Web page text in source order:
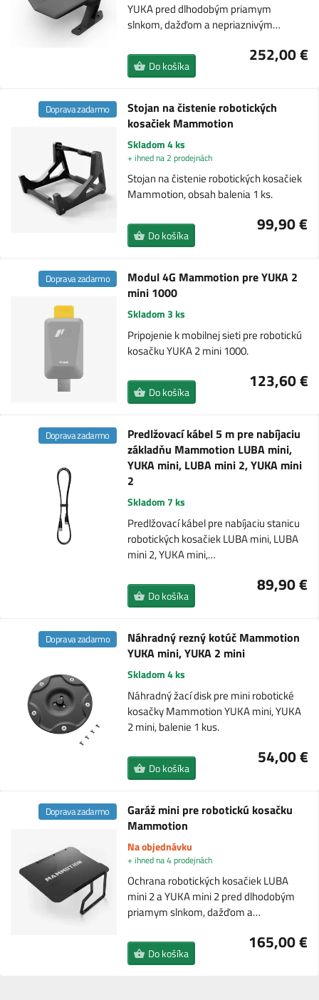
YUKA pred dlhodobým priamym
slnkom, dažďom a nepriaznivým…
252,00 €
Do košíka
Stojan na čistenie robotických
kosačiek Mammotion
Doprava zadarmo
Skladom 4 ks
+ ihned na 2 prodejnách
Stojan na čistenie robotických kosačiek
Mammotion, obsah balenia 1 ks.
99,90 €
Do košíka
Modul 4G Mammotion pre YUKA 2
mini 1000
Doprava zadarmo
Skladom 3 ks
Pripojenie k mobilnej sieti pre robotickú
kosačku YUKA 2 mini 1000.
123,60 €
Do košíka
Predlžovací kábel 5 m pre nabíjaciu
základňu Mammotion LUBA mini,
YUKA mini, LUBA mini 2, YUKA mini
2
Doprava zadarmo
Skladom 7 ks
Predlžovací kábel pre nabíjaciu stanicu
robotických kosačiek LUBA mini, LUBA
mini 2, YUKA mini,…
89,90 €
Do košíka
Náhradný rezný kotúč Mammotion
YUKA mini, YUKA 2 mini
Doprava zadarmo
Skladom 4 ks
Náhradný žací disk pre mini robotické
kosačky Mammotion YUKA mini, YUKA
2 mini, balenie 1 kus.
54,00 €
Do košíka
Garáž mini pre robotickú kosačku
Mammotion
Doprava zadarmo
Na objednávku
+ ihned na 4 prodejnách
Ochrana robotických kosačiek LUBA
mini 2 a YUKA mini 2 pred dlhodobým
priamym slnkom, dažďom a…
165,00 €
Do košíka